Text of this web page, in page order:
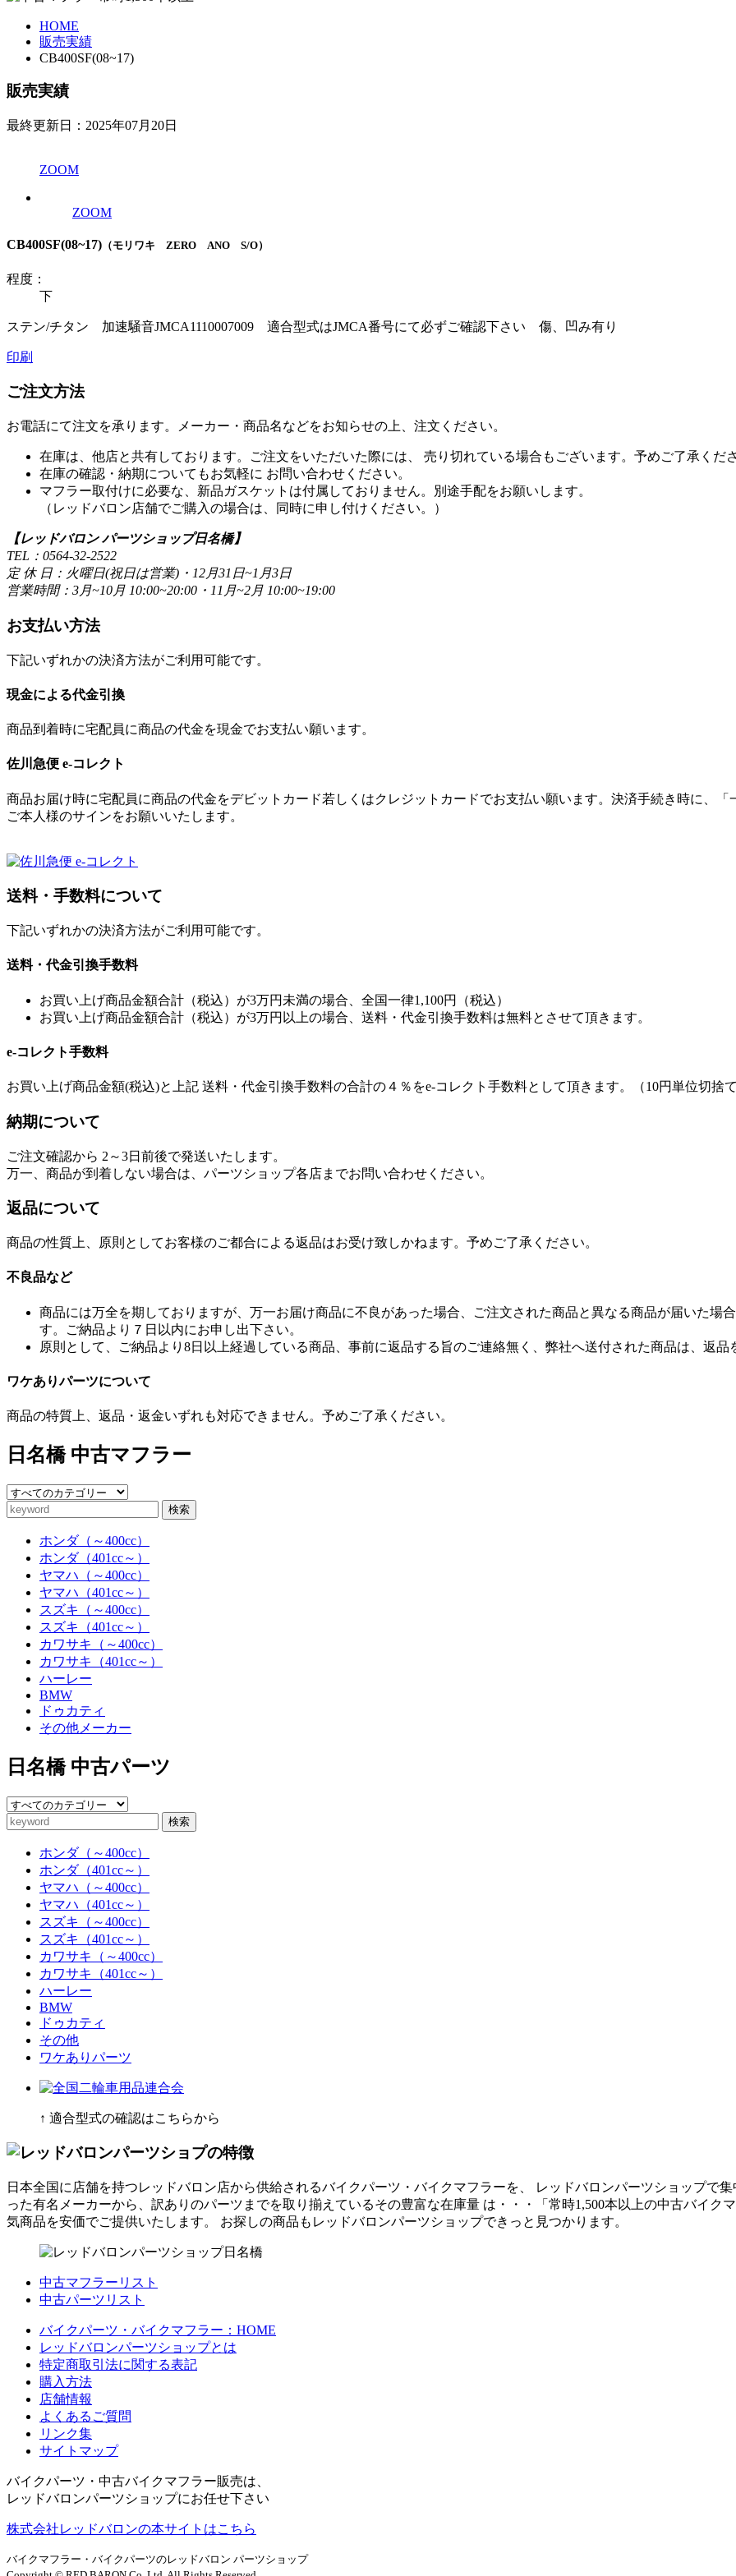
HOME
販売実績
CB400SF(08~17)
販売実績
最終更新日：2025年07月20日
ZOOM
ZOOM
CB400SF(08~17) （モリワキ ZERO ANO S/O）
程度：
下
ステン/チタン 加速騒音JMCA1110007009 適合型式はJMCA番号にて必ずご確認下さい 傷、凹み有り
印刷
ご注文方法
お電話にて注文を承ります。メーカー・商品名などをお知らせの上、注文ください。
在庫は、他店と共有しております。ご注文をいただいた際には、 売り切れている場合もございます。予めご了承くだ
在庫の確認・納期についてもお気軽に お問い合わせください。
マフラー取付けに必要な、新品ガスケットは付属しておりません。別途手配をお願いします。
（レッドバロン店舗でご購入の場合は、同時に申し付けください。）
【レッドバロン パーツショップ日名橋】
TEL：0564-32-2522
定 休 日：火曜日(祝日は営業)・12月31日~1月3日
営業時間：3月~10月 10:00~20:00・11月~2月 10:00~19:00
お支払い方法
下記いずれかの決済方法がご利用可能です。
現金による代金引換
商品到着時に宅配員に商品の代金を現金でお支払い願います。
佐川急便 e-コレクト
商品お届け時に宅配員に商品の代金をデビットカード若しくはクレジットカードでお支払い願います。決済手続き時に、
ご本人様のサインをお願いいたします。
送料・手数料について
下記いずれかの決済方法がご利用可能です。
送料・代金引換手数料
お買い上げ商品金額合計（税込）が3万円未満の場合、全国一律1,100円（税込）
お買い上げ商品金額合計（税込）が3万円以上の場合、送料・代金引換手数料は無料とさせて頂きます。
e-コレクト手数料
お買い上げ商品金額(税込)と上記 送料・代金引換手数料の合計の４％をe-コレクト手数料として頂きます。（10円単位切捨
納期について
ご注文確認から 2～3日前後で発送いたします。
万一、商品が到着しない場合は、パーツショップ各店までお問い合わせください。
返品について
商品の性質上、原則としてお客様のご都合による返品はお受け致しかねます。予めご了承ください。
不良品など
商品には万全を期しておりますが、万一お届け商品に不良があった場合、ご注文された商品と異なる商品が届いた場
す。ご納品より７日以内にお申し出下さい。
原則として、ご納品より8日以上経過している商品、事前に返品する旨のご連絡無く、弊社へ送付された商品は、返
ワケありパーツについて
商品の特質上、返品・返金いずれも対応できません。予めご了承ください。
日名橋 中古マフラー
検索
ホンダ（～400cc）
ホンダ（401cc～）
ヤマハ（～400cc）
ヤマハ（401cc～）
スズキ（～400cc）
スズキ（401cc～）
カワサキ（～400cc）
カワサキ（401cc～）
ハーレー
BMW
ドゥカティ
その他メーカー
日名橋 中古パーツ
検索
ホンダ（～400cc）
ホンダ（401cc～）
ヤマハ（～400cc）
ヤマハ（401cc～）
スズキ（～400cc）
スズキ（401cc～）
カワサキ（～400cc）
カワサキ（401cc～）
ハーレー
BMW
ドゥカティ
その他
ワケありパーツ
↑ 適合型式の確認はこちらから
日本全国に店舗を持つレッドバロン店から供給されるバイクパーツ・バイクマフラーを、 レッドバロンパーツショップで
った有名メーカーから、訳ありのパーツまでを取り揃えているその豊富な在庫量 は・・・「常時1,500本以上の中古バイク
気商品を安価でご提供いたします。 お探しの商品もレッドバロンパーツショップできっと見つかります。
中古マフラーリスト
中古パーツリスト
バイクパーツ・バイクマフラー：HOME
レッドバロンパーツショップとは
特定商取引法に関する表記
購入方法
店舗情報
よくあるご質問
リンク集
サイトマップ
バイクパーツ・中古バイクマフラー販売は、
レッドバロンパーツショップにお任せ下さい
株式会社レッドバロンの本サイトはこちら
バイクマフラー・バイクパーツのレッドバロン パーツショップ